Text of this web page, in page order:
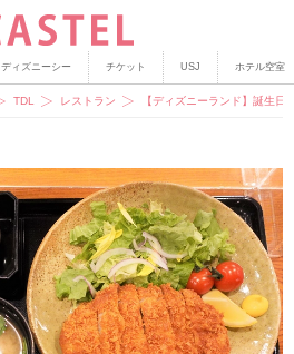
ディズニーシー チケット USJ ホテル空室
TDL レストラン 【ディズニーランド】誕生